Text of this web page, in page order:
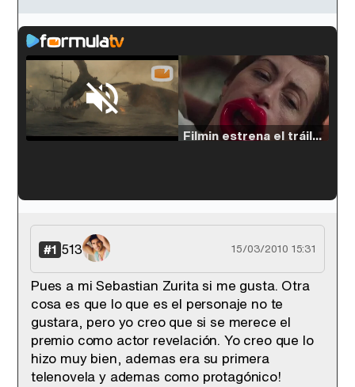
Loaded
:
38.64%
Filmin estrena el tráiler de 'Millennial Mal', su nueva comedia universitaria de la mano de Lorena Iglesias
'120 Minutos' celebra sus 2.000 programas en Telemadrid con un vídeo del día a día en la redacción
#1 513 15/03/2010 15:31
Pues a mi Sebastian Zurita si me gusta. Otra
cosa es que lo que es el personaje no te
gustara, pero yo creo que si se merece el
premio como actor revelación. Yo creo que lo
hizo muy bien, ademas era su primera
telenovela y ademas como protagónico!